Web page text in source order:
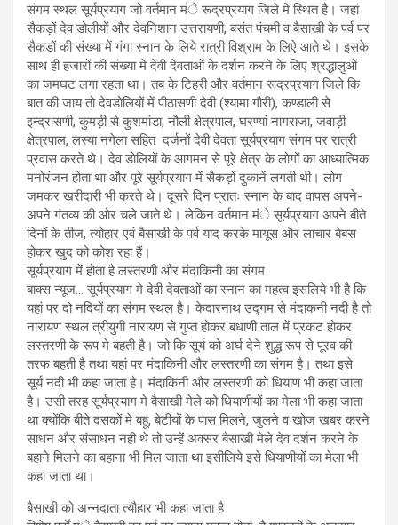
संगम स्थल सूर्यप्रयाग जो वर्तमान मंे रूद्रप्रयाग जिले में स्थित है। जहां
सैकड़ों देव डोलीयों और देवनिशान उत्तरायणी, बसंत पंचमी व बैसाखी के पर्व पर
सैकडों की संख्या में गंगा स्नान के लिये रात्री विश्राम के लिऐ आते थे। इसके
साथ ही हजारों की संख्या में देवी देवताओं के दर्शन करने के लिए श्रद्धालुओं
का जमघट लगा रहता था। तब के टिहरी और वर्तमान रूद्रप्रयाग जिले कि
बात की जाय तो देवडोलियों में पीठासणी देवी (श्यामा गौरी), कण्डाली से
इन्द्रासणी, कुमड़ी से कुशमांडा, नौली क्षेत्रपाल, घरण्यां नागराजा, जवाड़ी
क्षेत्रपाल, लस्या नगेला सहित दर्जनों देवी देवता सूर्यप्रयाग संगम पर रात्री
प्रवास करते थे। देव डोलियों के आगमन से पूरे क्षेत्र के लोगों का आध्यात्मिक
मनोरंजन होता था और पूरे सूर्यप्रयाग में सैकड़ों दुकानें लगती थी। लोग
जमकर खरीदारी भी करते थे। दूसरे दिन प्रातः स्नान के बाद वापस अपने-
अपने गंतव्य की ओर चले जाते थे। लेकिन वर्तमान मंे सूर्यप्रयाग अपने बीते
दिनों के तीज, त्योहार एवं बैसाखी के पर्व याद करके मायूस और लाचार बेबस
होकर खुद को कोश रहा हैं।
सूर्यप्रयाग में होता है लस्तरणी और मंदाकिनी का संगम
बाक्स न्यूज… सूर्यप्रयाग मे देवी देवताओं का स्नान का महत्व इसलिये भी है कि
यहां पर दो नदियों का संगम स्थल है। केदारनाथ उद्गम से मंदाकनी नदी है तो
नारायण स्थल त्रीयुगी नारायण से गुप्त होकर बधाणी ताल में प्रकट होकर
लस्तरणी के रूप मे बहती है। जो कि सूर्य को अर्घ देने शुद्ध रूप से पूरव की
तरफ बहती है तथा यहां पर मंदाकिनी और लस्तरणी का संगम है। तथा इसे
सूर्य नदी भी कहा जाता है। मंदाकिनी और लस्तरणी को धियाण भी कहा जाता
है। उसी तरह सूर्यप्रयाग मे बैसाखी मेले को धियाणीयों का मेला भी कहा जाता
था क्योंकि बीते दसकों मे बहू, बेटीयों के पास मिलने, जुलने व खोज खबर करने
साधन और संसाधन नही थे तो उन्हें अक्सर बैसाखी मेले देव दर्शन करने के
बहाने मिलने का बहाना भी मिल जाता था इसीलिये इसे धियाणीयों का मेला भी
कहा जाता था।
बैसाखी को अन्नदाता त्यौहार भी कहा जाता है